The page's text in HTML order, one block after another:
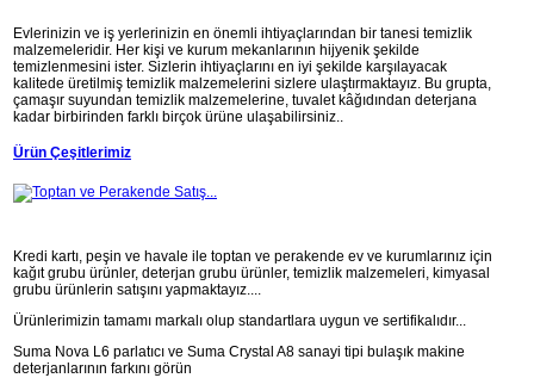
Evlerinizin ve iş yerlerinizin en önemli ihtiyaçlarından bir tanesi temizlik
malzemeleridir. Her kişi ve kurum mekanlarının hijyenik şekilde
temizlenmesini ister. Sizlerin ihtiyaçlarını en iyi şekilde karşılayacak
kalitede üretilmiş temizlik malzemelerini sizlere ulaştırmaktayız. Bu grupta,
çamaşır suyundan temizlik malzemelerine, tuvalet kâğıdından deterjana
kadar birbirinden farklı birçok ürüne ulaşabilirsiniz..
Ürün Çeşitlerimiz
Kredi kartı, peşin ve havale ile toptan ve perakende ev ve kurumlarınız için
kağıt grubu ürünler, deterjan grubu ürünler, temizlik malzemeleri, kimyasal
grubu ürünlerin satışını yapmaktayız....
Ürünlerimizin tamamı markalı olup standartlara uygun ve sertifikalıdır...
Suma Nova L6 parlatıcı ve Suma Crystal A8 sanayi tipi bulaşık makine
deterjanlarının farkını görün